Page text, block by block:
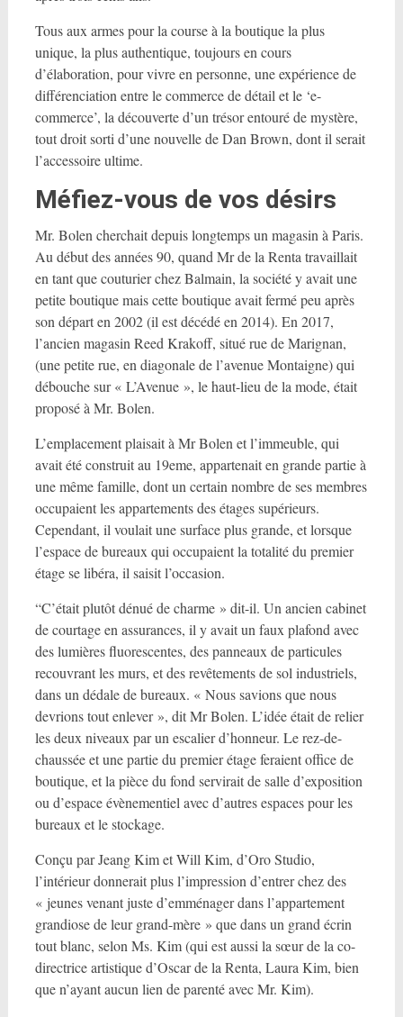
Tous aux armes pour la course à la boutique la plus
unique, la plus authentique, toujours en cours
d’élaboration, pour vivre en personne, une expérience de
différenciation entre le commerce de détail et le ‘e-
commerce’, la découverte d’un trésor entouré de mystère,
tout droit sorti d’une nouvelle de Dan Brown, dont il serait
l’accessoire ultime.
Méfiez-vous de vos désirs
Mr. Bolen cherchait depuis longtemps un magasin à Paris.
Au début des années 90, quand Mr de la Renta travaillait
en tant que couturier chez Balmain, la société y avait une
petite boutique mais cette boutique avait fermé peu après
son départ en 2002 (il est décédé en 2014). En 2017,
l’ancien magasin Reed Krakoff, situé rue de Marignan,
(une petite rue, en diagonale de l’avenue Montaigne) qui
débouche sur « L’Avenue », le haut-lieu de la mode, était
proposé à Mr. Bolen.
L’emplacement plaisait à Mr Bolen et l’immeuble, qui
avait été construit au 19eme, appartenait en grande partie à
une même famille, dont un certain nombre de ses membres
occupaient les appartements des étages supérieurs.
Cependant, il voulait une surface plus grande, et lorsque
l’espace de bureaux qui occupaient la totalité du premier
étage se libéra, il saisit l’occasion.
“C’était plutôt dénué de charme » dit-il. Un ancien cabinet
de courtage en assurances, il y avait un faux plafond avec
des lumières fluorescentes, des panneaux de particules
recouvrant les murs, et des revêtements de sol industriels,
dans un dédale de bureaux. « Nous savions que nous
devrions tout enlever », dit Mr Bolen. L’idée était de relier
les deux niveaux par un escalier d’honneur. Le rez-de-
chaussée et une partie du premier étage feraient office de
boutique, et la pièce du fond servirait de salle d’exposition
ou d’espace évènementiel avec d’autres espaces pour les
bureaux et le stockage.
Conçu par Jeang Kim et Will Kim, d’Oro Studio,
l’intérieur donnerait plus l’impression d’entrer chez des
« jeunes venant juste d’emménager dans l’appartement
grandiose de leur grand-mère » que dans un grand écrin
tout blanc, selon Ms. Kim (qui est aussi la sœur de la co-
directrice artistique d’Oscar de la Renta, Laura Kim, bien
que n’ayant aucun lien de parenté avec Mr. Kim).